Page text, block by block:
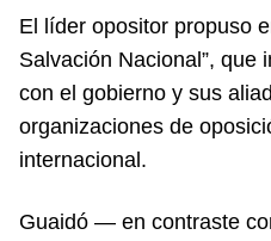
El líder opositor propuso
Salvación Nacional”, que
con el gobierno y sus
organizaciones de
internacional.
Guaidó — en contraste